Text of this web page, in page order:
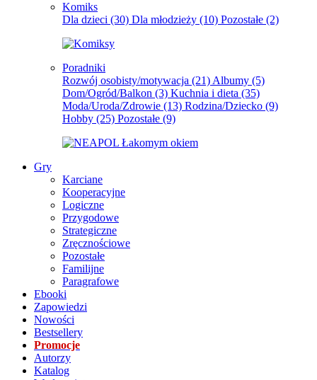
Komiks
Dla dzieci (30) Dla młodzieży (10) Pozostałe (2)
Poradniki
Rozwój osobisty/motywacja (21) Albumy (5)
Dom/Ogród/Balkon (3) Kuchnia i dieta (35)
Moda/Uroda/Zdrowie (13) Rodzina/Dziecko (9)
Hobby (25) Pozostałe (9)
Gry
Karciane
Kooperacyjne
Logiczne
Przygodowe
Strategiczne
Zręcznościowe
Pozostałe
Familijne
Paragrafowe
Ebooki
Zapowiedzi
Nowości
Bestsellery
Promocje
Autorzy
Katalog